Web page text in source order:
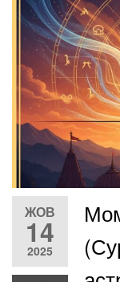
ЖОВ
14
2025